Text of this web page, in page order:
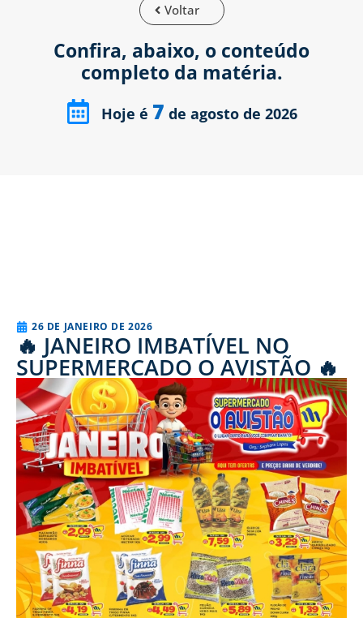
Voltar
Confira, abaixo, o conteúdo
completo da matéria.
Hoje é 7 de agosto de 2026
26 DE JANEIRO DE 2026
🔥 JANEIRO IMBATÍVEL NO
SUPERMERCADO O AVISTÃO 🔥